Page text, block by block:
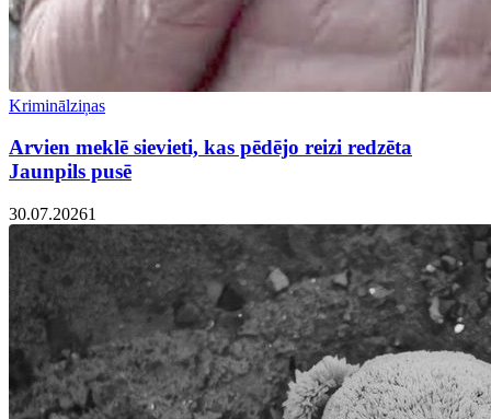
Kriminālziņas
Arvien meklē sievieti, kas pēdējo reizi redzēta
Jaunpils pusē
30.07.20261